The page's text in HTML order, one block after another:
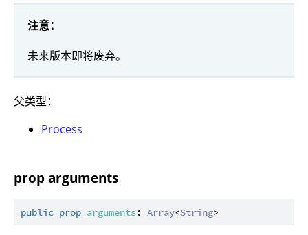
注意：
未来版本即将废弃。
父类型：
Process
prop arguments
public prop arguments: Array<String